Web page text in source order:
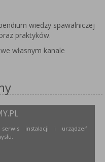
wiedzy spawalniczej
praktyków.
własnym kanale
instalacji i urządzeń